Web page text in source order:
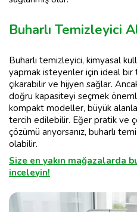
Buharlı Temizleyici
Buharlı temizleyici, kimyasal
yapmak isteyenler için ideal bir
çıkarabilir ve hijyen sağlar.
doğru kapasiteyi seçmek
kompakt modeller, büyük
tercih edilebilir. Eğer pratik ve
çözümü arıyorsanız, buharlı
olabilir.
Size en yakın mağazalarda
inceleyin!